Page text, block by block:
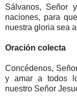
Sálvanos, Señor
naciones, para
nuestra gloria sea
Oración colecta
Concédenos,
y amar a todos
nuestro Señor